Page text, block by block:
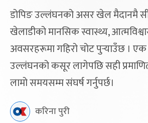
डोपिङ उल्लंघनको असर खेल मैदानमै
खेलाडीको मानसिक स्वास्थ्य,
अवसरहरूमा गहिरो चोट पुर्‍याउँछ ।
उल्लंघनको कसूर लागेपछि सही
लामो समयसम्म संघर्ष गर्नुपर्छ।
करिना पुरी